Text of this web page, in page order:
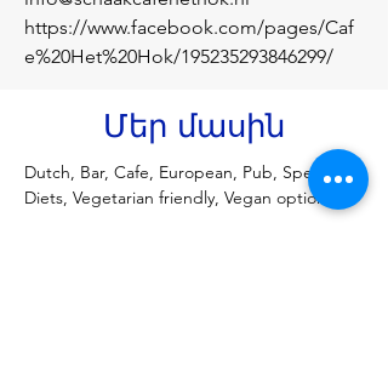
https://www.facebook.com/pages/Caf
e%20Het%20Hok/195235293846299/
Մեր մասին
Dutch, Bar, Cafe, European, Pub, Special
Diets, Vegetarian friendly, Vegan options